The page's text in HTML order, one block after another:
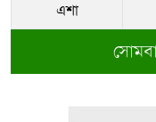
এশা